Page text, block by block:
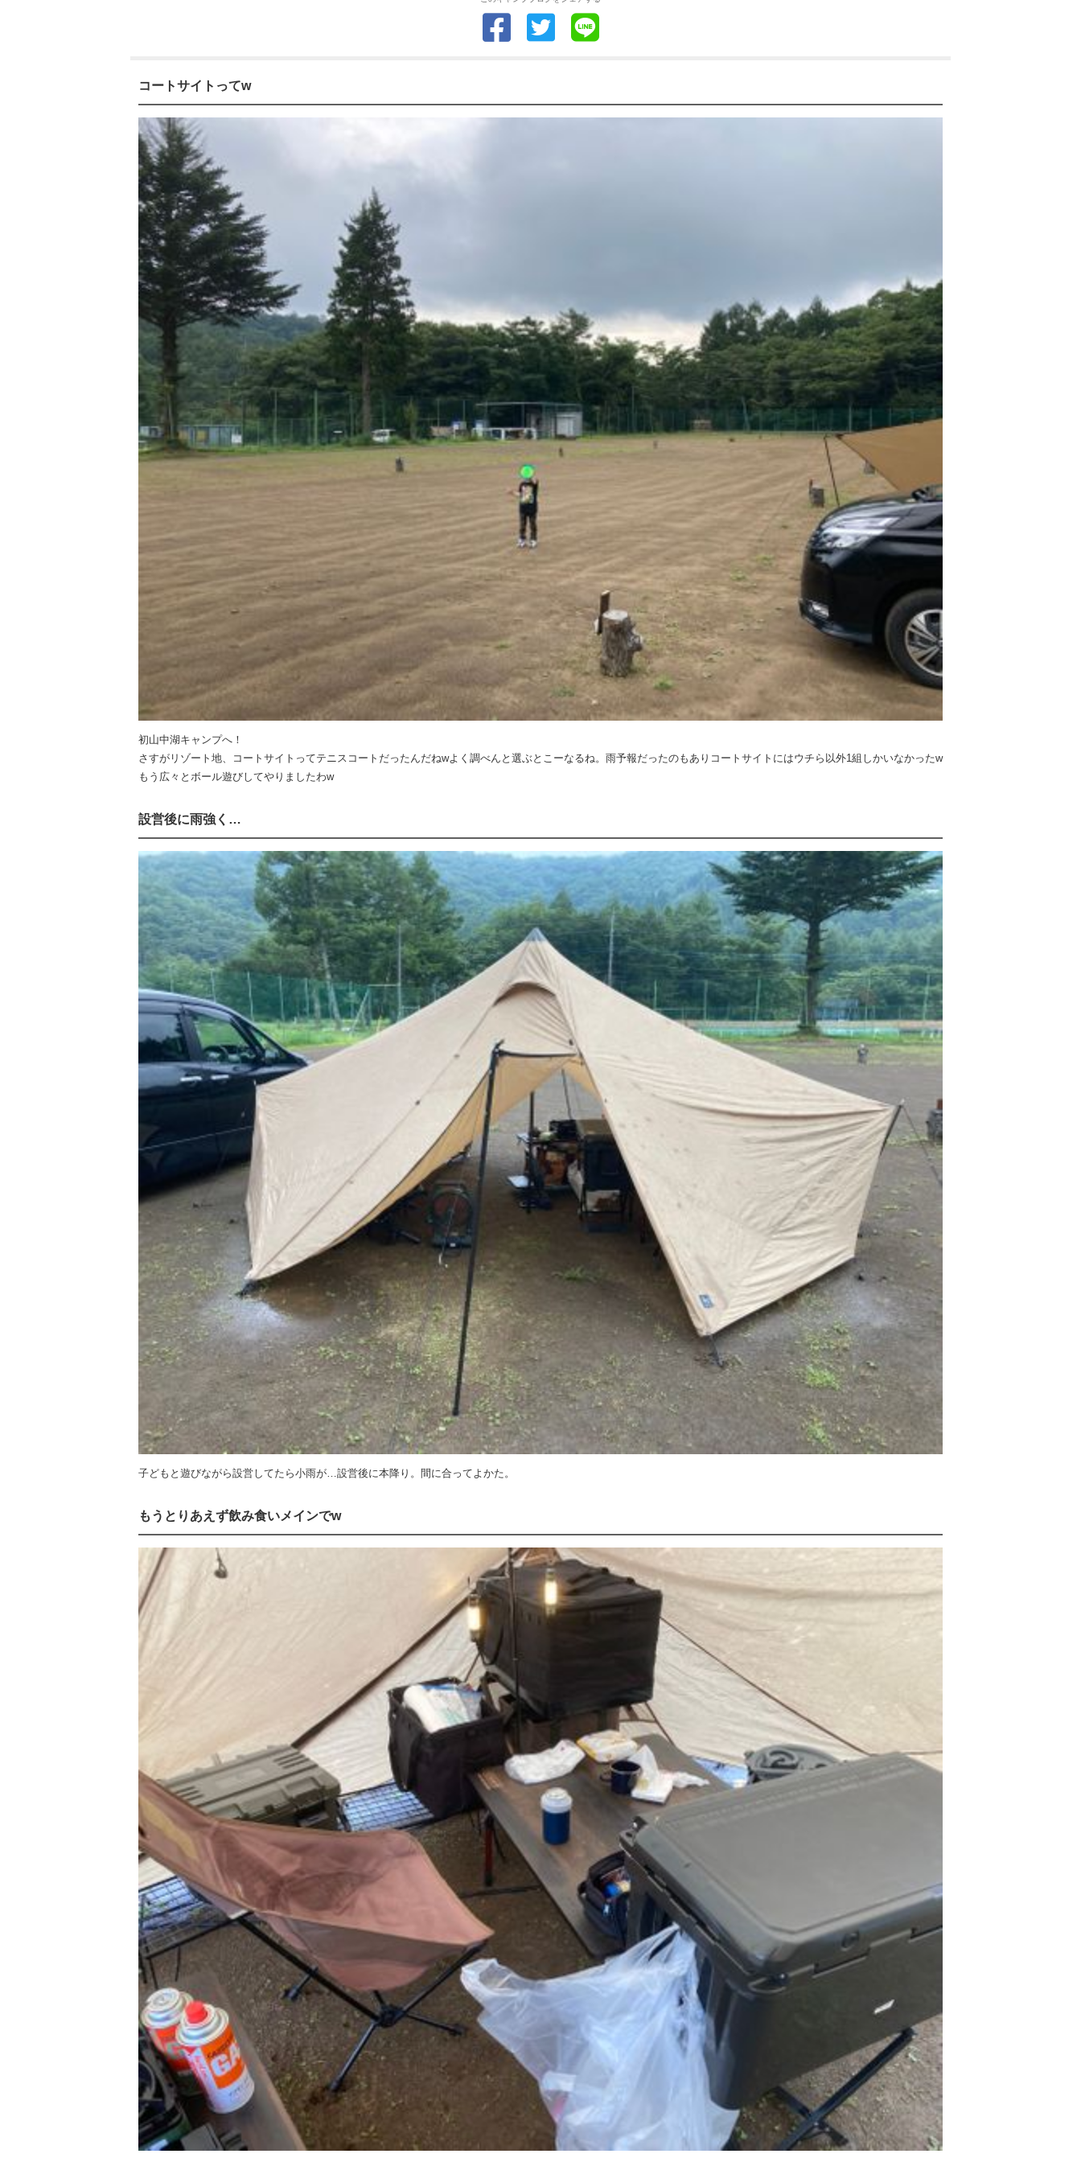
コートサイトってw
初山中湖キャンプへ！
さすがリゾート地、コートサイトってテニスコートだったんだねwよく調べんと選ぶとこーなるね。雨予報だったのもありコートサイトにはウチら以外1組しかいなかったw
もう広々とボール遊びしてやりましたわw
設営後に雨強く…
子どもと遊びながら設営してたら小雨が…設営後に本降り。間に合ってよかた。
もうとりあえず飲み食いメインでw